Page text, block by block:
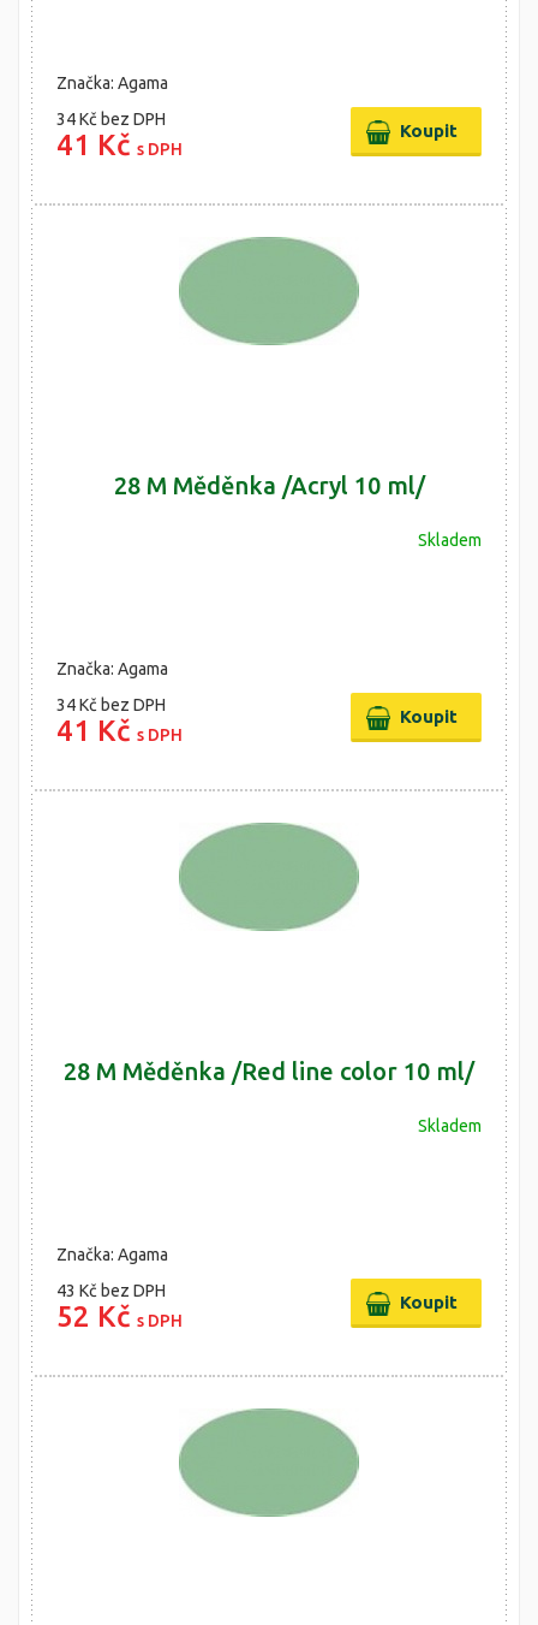
Značka: Agama
34 Kč bez DPH
41 Kč s DPH
28 M Měděnka /Acryl 10 ml/
Skladem
Značka: Agama
34 Kč bez DPH
41 Kč s DPH
28 M Měděnka /Red line color 10 ml/
Skladem
Značka: Agama
43 Kč bez DPH
52 Kč s DPH